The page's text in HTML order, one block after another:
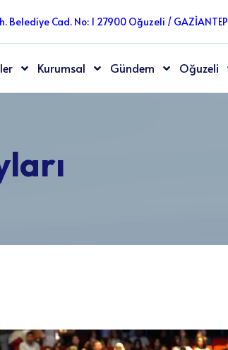
Belediye Cad. No: 1 27900 Oğuzeli / GAZİANTEP
Kurumsal Gündem Oğuzeli